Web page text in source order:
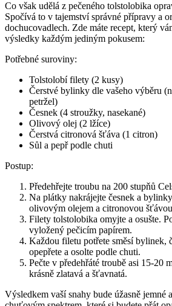
Co však udělá z pečeného tolstolobika
Spočívá to v tajemství správné přípravy a
dochucovadlech. Zde máte recept, který
výsledky každým jediným pokusem:
Potřebné suroviny:
Tolstolobí filety (2 kusy)
Čerstvé bylinky dle vašeho výběru
petržel)
Česnek (4 stroužky, nasekané)
Olivový olej (2 lžíce)
Čerstvá citronová šťáva (1 citron)
Sůl a pepř podle chuti
Postup:
Předehřejte troubu na 200 stupňů
Na plátky nakrájejte česnek a
olivovým olejem a citronovou
Filety tolstolobika omyjte a osušte.
vyložený pečicím papírem.
Každou filetu potřete směsí bylinek,
opepřete a osolte podle chuti.
Pečte v předehřáté troubě asi 15-20
krásně zlatavá a šťavnatá.
Výsledkem vaší snahy bude úžasně jemné